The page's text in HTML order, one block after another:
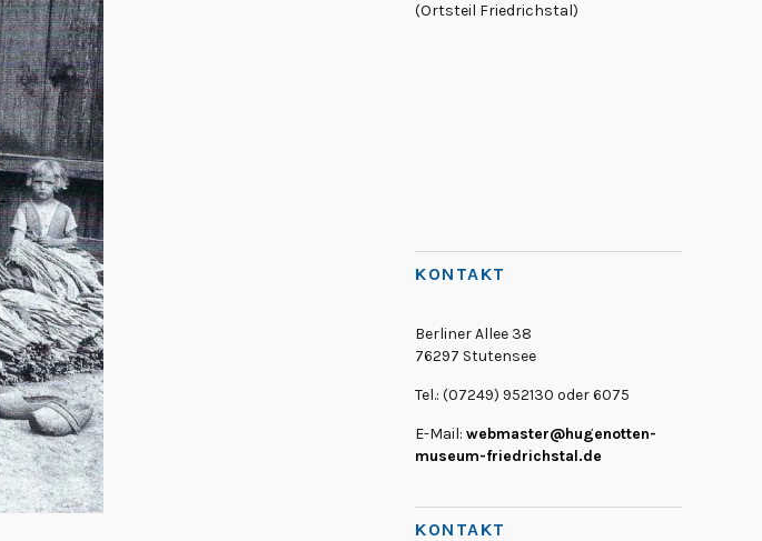
(Ortsteil Friedrichstal)
KONTAKT
Berliner Allee 38
76297 Stutensee
Tel.: (07249) 952130 oder 6075
E-Mail: webmaster@hugenotten-
museum-friedrichstal.de
KONTAKT